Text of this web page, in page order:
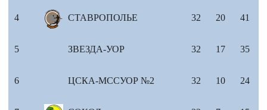
4 СТАВРОПОЛЬЕ 32 20 41
5 ЗВЕЗДА-УОР 32 17 35
6 ЦСКА-МССУОР №2 32 10 24